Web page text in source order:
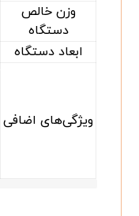
وزن خالص
دستگاه
ابعاد دستگاه
ویژگی‌های اضافی